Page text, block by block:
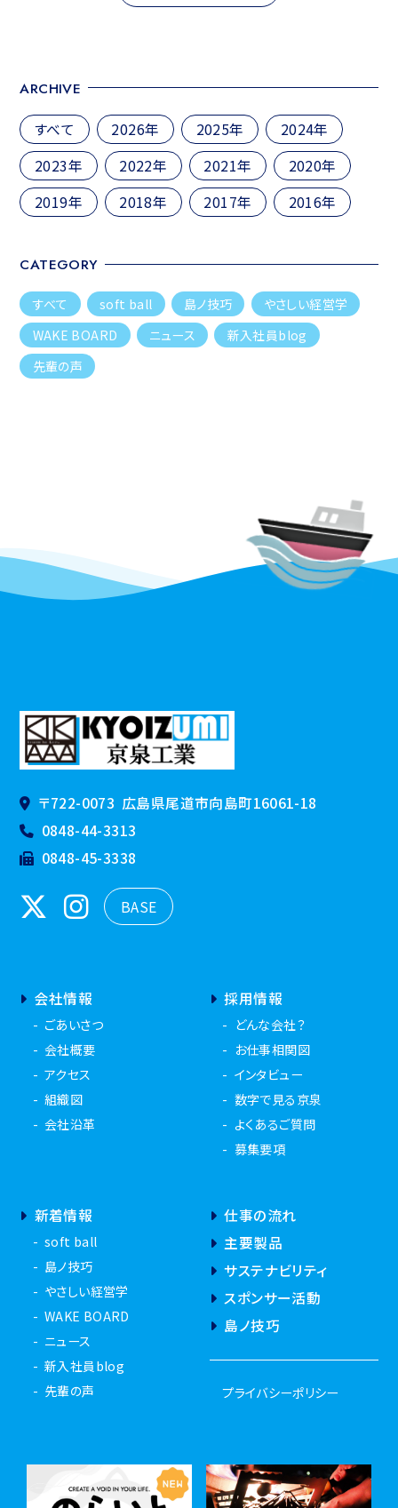
ョ
ン
ARCHIVE
すべて 2026年 2025年
2024年
2023年
2022年 2021年
2020年
2019年
2018年 2017年 2016年
CATEGORY
すべて soft ball 島ノ技巧
やさしい経営学
WAKE BOARD
ニュース
新入社員blog
先輩の声
〒722-0073 広島県尾道市向島町16061-18
0848-44-3313
0848-45-3338
BASE
会社情報
ごあいさつ
会社概要
アクセス
組織図
会社沿革
採用情報
どんな会社？
お仕事相関図
インタビュー
数字で見る京泉
よくあるご質問
募集要項
新着情報
soft ball
島ノ技巧
やさしい経営学
WAKE BOARD
ニュース
新入社員blog
先輩の声
仕事の流れ
主要製品
サステナビリティ
スポンサー活動
島ノ技巧
プライバシーポリシー